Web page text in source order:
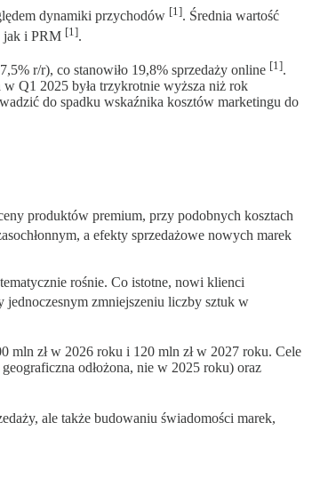
dynamiki przychodów [1]. Średnia wartość
jak i PRM [1].
r/r), co stanowiło 19,8% sprzedaży online [1].
Q1 2025 była trzykrotnie wyższa niż rok
do spadku wskaźnika kosztów marketingu do
produktów premium, przy podobnych kosztach
a efekty sprzedażowe nowych marek
rośnie. Co istotne, nowi klienci
jednoczesnym zmniejszeniu liczby sztuk w
mln zł w 2026 roku i 120 mln zł w 2027 roku. Cele
odłożona, nie w 2025 roku) oraz
ale także budowaniu świadomości marek,